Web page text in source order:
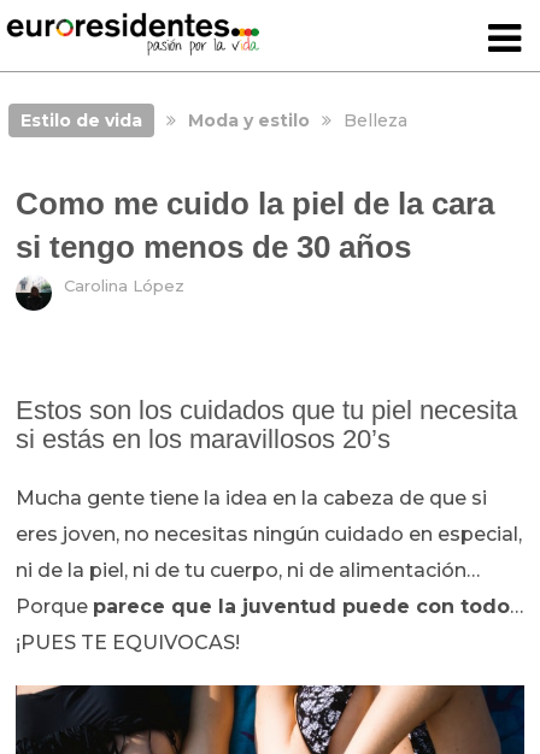
Estilo de vida Moda y estilo Belleza
Como me cuido la piel de la cara
si tengo menos de 30 años
Carolina López
Estos son los cuidados que tu piel necesita
si estás en los maravillosos 20’s
Mucha gente tiene la idea en la cabeza de que si
eres joven, no necesitas ningún cuidado en especial,
ni de la piel, ni de tu cuerpo, ni de alimentación…
Porque parece que la juventud puede con todo…
¡PUES TE EQUIVOCAS!